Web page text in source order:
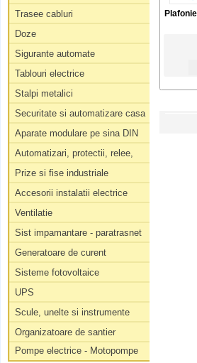
Trasee cabluri
Doze
Sigurante automate
Tablouri electrice
Stalpi metalici
Securitate si automatizare casa
Aparate modulare pe sina DIN
Automatizari, protectii, relee,
Prize si fise industriale
Accesorii instalatii electrice
Ventilatie
Sist impamantare - paratrasnet
Generatoare de curent
Sisteme fotovoltaice
UPS
Scule, unelte si instrumente
Organizatoare de santier
Pompe electrice - Motopompe